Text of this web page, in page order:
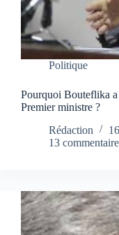
Politique
Pourquoi Bouteflika
Premier ministre ?
Rédaction
13